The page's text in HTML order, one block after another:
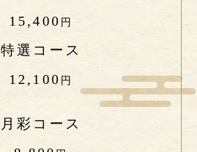
15,400 円
特選コース
12,100 円
月彩コース